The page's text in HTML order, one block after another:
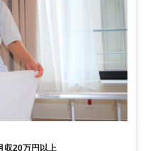
収20万円以上